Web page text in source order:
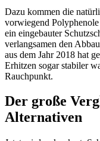
Dazu kommen die
vorwiegend
ein eingebauter
verlangsamen den
aus dem Jahr 2018 hat
Erhitzen sogar stabiler
Rauchpunkt.
Der große
Alternativen